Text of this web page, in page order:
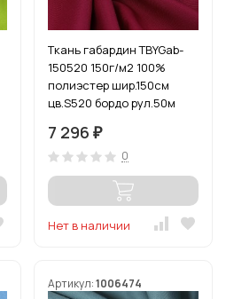
Ткань габардин TBYGab-
150520 150г/м2 100%
полиэстер шир.150см
цв.S520 бордо рул.50м
7 296 ₽
0
Нет в наличии
Артикул:1006474